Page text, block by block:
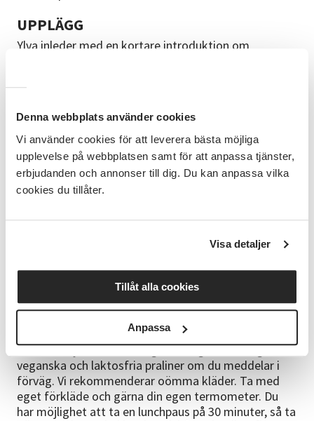
Denna webbplats använder cookies
Vi använder cookies för att leverera bästa möjliga
upplevelse på webbplatsen samt för att anpassa tjänster,
erbjudanden och annonser till dig. Du kan anpassa vilka
cookies du tillåter.
Visa detaljer
Tillåt alla cookies
Anpassa
UPPLÄGG
Ylva inleder med en kortare introduktion om
på några olika chokladsorter. Tillsammans går vi
självständigt däremellan.
FÖRKUNSKAPER
Du som kommer på fortsättningskurs ska ha
baskunskap i temperering.
BRA ATT VETA
Workshopen är upplagd som en rolig aktivitet. Vi
står mycket under dagen. Det finns ett urval av
sådant du kan smaksätta pralinerna med, men du får
gärna ta med en egen favoritsylt till exempel. Vi
oömma kläder. Ta också med bra skor för att vi går
och står mycket under dagen. Det går bra att göra
veganska och laktosfria praliner om du meddelar i
förväg. Vi rekommenderar oömma kläder. Ta med
eget förkläde och gärna din egen termometer. Du
har möjlighet att ta en lunchpaus på 30 minuter, så ta